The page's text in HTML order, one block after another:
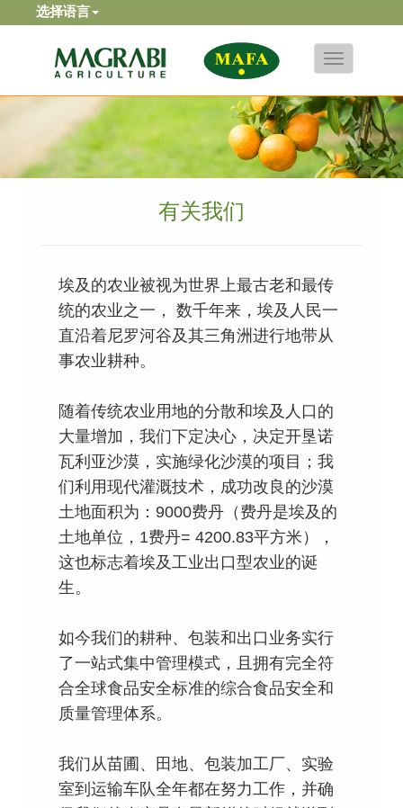
选择语言
Toggle
navigation
有关我们
埃及的农业被视为世界上最古老和最传
统的农业之一， 数千年来，埃及人民一
直沿着尼罗河谷及其三角洲进行地带从
事农业耕种。
随着传统农业用地的分散和埃及人口的
大量增加，我们下定决心，决定开垦诺
瓦利亚沙漠，实施绿化沙漠的项目；我
们利用现代灌溉技术，成功改良的沙漠
土地面积为：9000费丹（费丹是埃及的
土地单位，1费丹= 4200.83平方米），
这也标志着埃及工业出口型农业的诞
生。
如今我们的耕种、包装和出口业务实行
了一站式集中管理模式，且拥有完全符
合全球食品安全标准的综合食品安全和
质量管理体系。
我们从苗圃、田地、包装加工厂、实验
室到运输车队全年都在努力工作，并确